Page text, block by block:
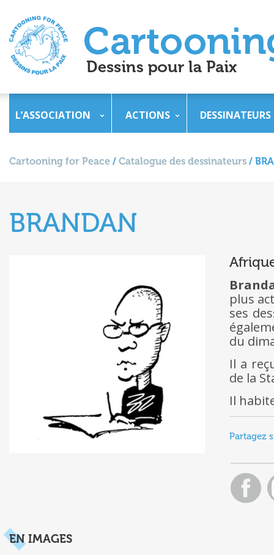
L’ASSOCIATION ACTIONS DESSINATEURS
Cartooning for Peace / Catalogue des dessinateurs /
BRANDAN
plus
ses
du
Il a
de la
Il
Partagez
EN IMAGES